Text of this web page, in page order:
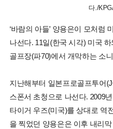
다./
‘바람의 아들’ 양용은이 모처럼
나선다. 11일(한국 시각) 미국
골프장(파70)에서 개막하는 소
지난해부터 일본프로골프투어
스폰서 초청으로 나선다. 2009
타이거 우즈(미국)를 상대로 역
을 찍었던 양용은은 이후 내리